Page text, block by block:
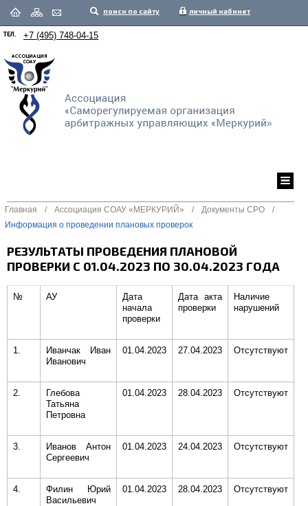
поиск по сайту личный кабинет
ТЕЛ. +7 (495) 748-04-15
Главная / Ассоциация СОАУ «МЕРКУРИЙ» / Документы СРО
/
Информация о проведении плановых проверок
РЕЗУЛЬТАТЫ ПРОВЕДЕНИЯ ПЛАНОВОЙ
ПРОВЕРКИ С 01.04.2023 ПО 30.04.2023 ГОДА
№ АУ
Дата
начала
проверки
Дата акта
проверки
Наличие
нарушений
1.
Иванчак Иван
Иванович
01.04.2023 27.04.2023 Отсутствуют
2.
Глебова
Татьяна
Петровна
01.04.2023 28.04.2023 Отсутствуют
3.
Иванов Антон
Сергеевич
01.04.2023 24.04.2023 Отсутствуют
4.
Филин Юрий
Васильевич
01.04.2023 28.04.2023 Отсутствуют